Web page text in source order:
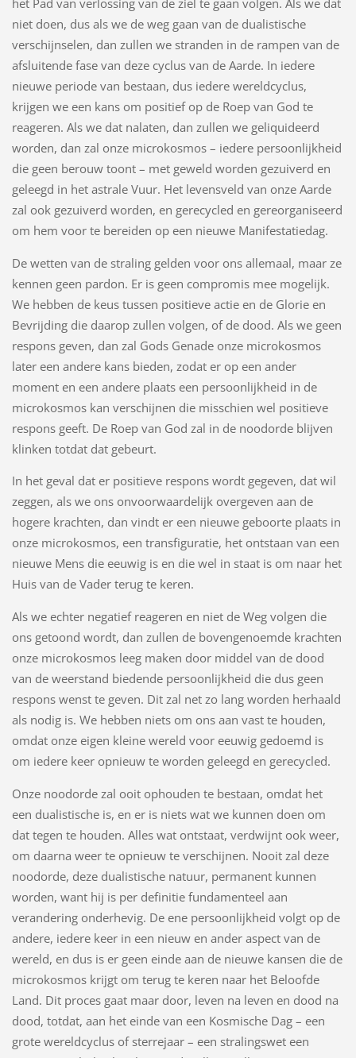
niet doen, dus als we de weg gaan van de dualistische
verschijnselen, dan zullen we stranden in de rampen van de
afsluitende fase van deze cyclus van de Aarde. In iedere
nieuwe periode van bestaan, dus iedere wereldcyclus,
krijgen we een kans om positief op de Roep van God te
reageren. Als we dat nalaten, dan zullen we geliquideerd
worden, dan zal onze microkosmos – iedere persoonlijkheid
die geen berouw toont – met geweld worden gezuiverd en
geleegd in het astrale Vuur. Het levensveld van onze Aarde
zal ook gezuiverd worden, en gerecycled en gereorganiseerd
om hem voor te bereiden op een nieuwe Manifestatiedag.
De wetten van de straling gelden voor ons allemaal, maar ze
kennen geen pardon. Er is geen compromis mee mogelijk.
We hebben de keus tussen positieve actie en de Glorie en
Bevrijding die daarop zullen volgen, of de dood. Als we geen
respons geven, dan zal Gods Genade onze microkosmos
later een andere kans bieden, zodat er op een ander
moment en een andere plaats een persoonlijkheid in de
microkosmos kan verschijnen die misschien wel positieve
respons geeft. De Roep van God zal in de noodorde blijven
klinken totdat dat gebeurt.
In het geval dat er positieve respons wordt gegeven, dat wil
zeggen, als we ons onvoorwaardelijk overgeven aan de
hogere krachten, dan vindt er een nieuwe geboorte plaats in
onze microkosmos, een transfiguratie, het ontstaan van een
nieuwe Mens die eeuwig is en die wel in staat is om naar het
Huis van de Vader terug te keren.
Als we echter negatief reageren en niet de Weg volgen die
ons getoond wordt, dan zullen de bovengenoemde krachten
onze microkosmos leeg maken door middel van de dood
van de weerstand biedende persoonlijkheid die dus geen
respons wenst te geven. Dit zal net zo lang worden herhaald
als nodig is. We hebben niets om ons aan vast te houden,
omdat onze eigen kleine wereld voor eeuwig gedoemd is
om iedere keer opnieuw te worden geleegd en gerecycled.
Onze noodorde zal ooit ophouden te bestaan, omdat het
een dualistische is, en er is niets wat we kunnen doen om
dat tegen te houden. Alles wat ontstaat, verdwijnt ook weer,
om daarna weer te opnieuw te verschijnen. Nooit zal deze
noodorde, deze dualistische natuur, permanent kunnen
worden, want hij is per definitie fundamenteel aan
verandering onderhevig. De ene persoonlijkheid volgt op de
andere, iedere keer in een nieuw en ander aspect van de
wereld, en dus is er geen einde aan de nieuwe kansen die de
microkosmos krijgt om terug te keren naar het Beloofde
Land. Dit proces gaat maar door, leven na leven en dood na
dood, totdat, aan het einde van een Kosmische Dag – een
grote wereldcyclus of sterrejaar – een stralingswet een